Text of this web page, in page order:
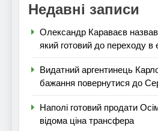
Недавні записи
Олександр Караваєв
який готовий до переходу в
Видатний аргентинець
бажання повернутися до
Наполі готовий продати
відома ціна трансфера